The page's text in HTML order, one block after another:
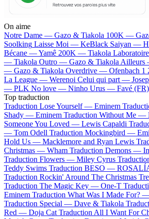
On aime
Notre Dame — Gazo & Tiakola 100K —
Soolking Laisse Moi — KeBlack Saiyan —
Bécane —Yamê 200K — Tiakola
— Tiakola Outro — Gazo & Tiakola
— Gazo & Tiakola Overdrive — Ofenbach 1
La League — Werenoi Celui qui part —
— PLK No love — Ninho Urus — Favé (FR)
Top traduction
Traduction Lose Yourself — Eminem
Shady — Eminem Traduction Without Me —
Someone You Loved — Lewis Capaldi
— Tom Odell Traduction Mockingbird —
Hold Us — Macklemore and Ryan Lewis
Christmas — Wham Traduction Demons —
Traduction Flowers — Miley Cyrus
Teddy Swims Traduction BESO —
Traduction Rockin' Around The Christmas
Traduction The Magic Key — One-T
Eminem Traduction What Was I Made For?
Traduction Special — Dave & Tiakola
Red — Doja Cat Traduction All I Want For